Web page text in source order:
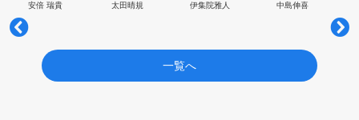
安倍 瑞貴 太田晴規 伊集院雅人 中島伸喜
一覧へ